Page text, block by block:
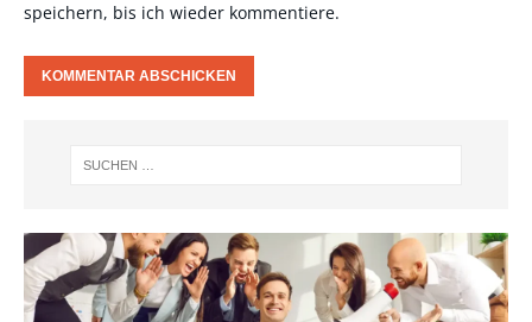
speichern, bis ich wieder kommentiere.